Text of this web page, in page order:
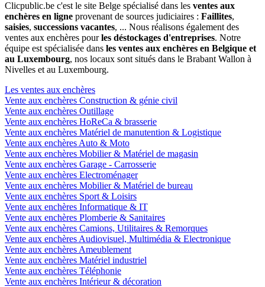
Clicpublic.be c'est le site Belge spécialisé dans les ventes aux
enchères en ligne provenant de sources judiciaires : Faillites,
saisies, successions vacantes, ... Nous réalisons également des
ventes aux enchères pourles déstockages d'entreprises. Notre
équipe est spécialisée dans les ventes aux enchères en Belgique et
au Luxembourg, nos locaux sont situés dans le Brabant Wallon à
Nivelles et au Luxembourg.
Les ventes aux enchères
Vente aux enchères Construction & génie civil
Vente aux enchères Outillage
Vente aux enchères HoReCa & brasserie
Vente aux enchères Matériel de manutention & Logistique
Vente aux enchères Auto & Moto
Vente aux enchères Mobilier & Matériel de magasin
Vente aux enchères Garage - Carrosserie
Vente aux enchères Electroménager
Vente aux enchères Mobilier & Matériel de bureau
Vente aux enchères Sport & Loisirs
Vente aux enchères Informatique & IT
Vente aux enchères Plomberie & Sanitaires
Vente aux enchères Camions, Utilitaires & Remorques
Vente aux enchères Audiovisuel, Multimédia & Electronique
Vente aux enchères Ameublement
Vente aux enchères Matériel industriel
Vente aux enchères Téléphonie
Vente aux enchères Intérieur & décoration